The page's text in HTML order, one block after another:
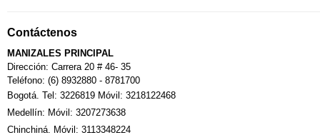
Calendario Tributario
Sudoku
Contáctenos
MANIZALES PRINCIPAL
Dirección: Carrera 20 # 46- 35
Teléfono: (6) 8932880 - 8781700
Bogotá. Tel: 3226819 Móvil: 3218122468
Medellín: Móvil: 3207273638
Chinchiná. Móvil: 3113348224